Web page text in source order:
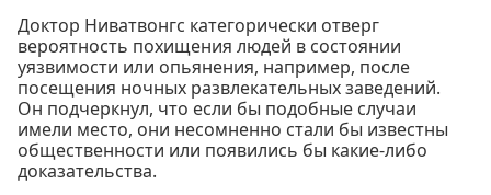
Доктор Ниватвонгс категорически отверг
вероятность похищения людей в состоянии
уязвимости или опьянения, например, после
посещения ночных развлекательных заведений.
Он подчеркнул, что если бы подобные случаи
имели место, они несомненно стали бы известны
общественности или появились бы какие-либо
доказательства.